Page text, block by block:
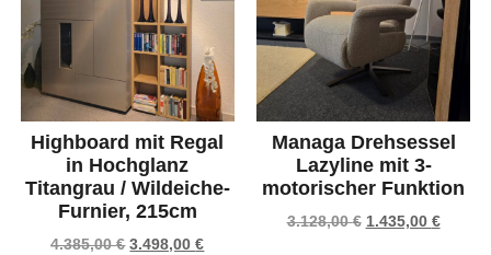
Highboard mit Regal
in Hochglanz
Titangrau / Wildeiche-
Furnier, 215cm
4.385,00€ 3.498,00€
Managa Drehsessel
Lazyline mit 3-
motorischer Funktion
3.128,00€ 1.435,00 €